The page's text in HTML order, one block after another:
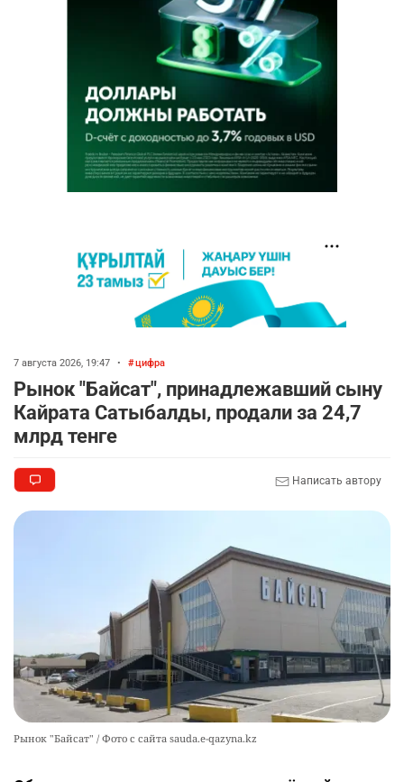
7 августа 2026, 19:47 • цифра
Рынок "Байсат", принадлежавший сыну
Кайрата Сатыбалды, продали за 24,7
млрд тенге
Написать автору
Рынок "Байсат" / Фото с сайта sauda.e-qazyna.kz